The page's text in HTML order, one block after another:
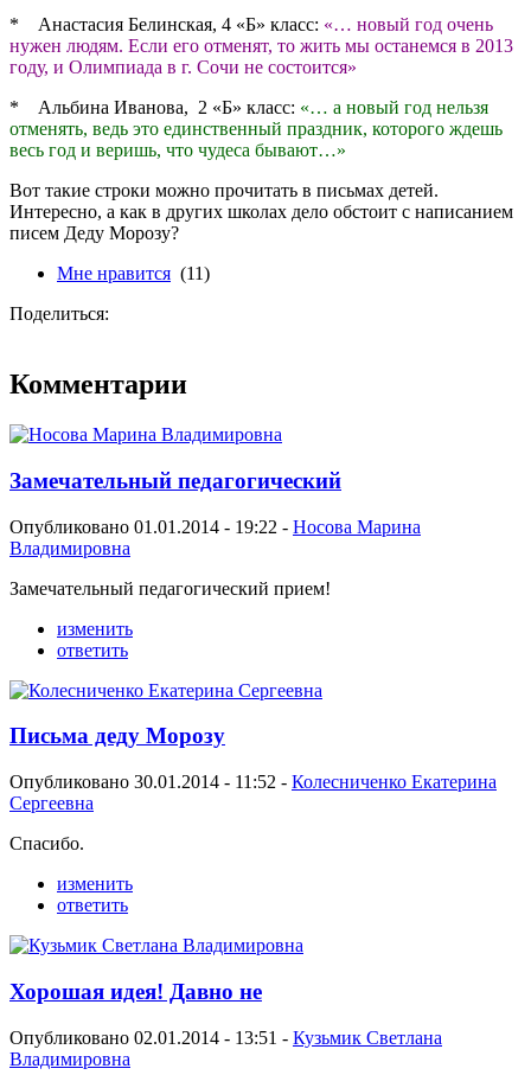
* Анастасия Белинская, 4 «Б» класс: «… новый год очень
нужен людям. Если его отменят, то жить мы останемся в 2013
году, и Олимпиада в г. Сочи не состоится»
* Альбина Иванова, 2 «Б» класс: «… а новый год нельзя
отменять, ведь это единственный праздник, которого ждешь
весь год и веришь, что чудеса бывают…»
Вот такие строки можно прочитать в письмах детей.
Интересно, а как в других школах дело обстоит с написанием
писем Деду Морозу?
Мне нравится (11)
Поделиться:
Комментарии
Замечательный педагогический
Опубликовано 01.01.2014 - 19:22 - Носова Марина
Владимировна
Замечательный педагогический прием!
изменить
ответить
Письма деду Морозу
Опубликовано 30.01.2014 - 11:52 - Колесниченко Екатерина
Сергеевна
Спасибо.
изменить
ответить
Хорошая идея! Давно не
Опубликовано 02.01.2014 - 13:51 - Кузьмик Светлана
Владимировна